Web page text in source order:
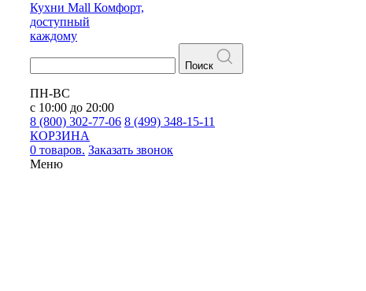
Кухни Mall Комфорт,
доступный
каждому
Поиск
ПН-ВС
с 10:00 до 20:00
8 (800) 302-77-06 8 (499) 348-15-11
КОРЗИНА
0 товаров. Заказать звонок
Меню